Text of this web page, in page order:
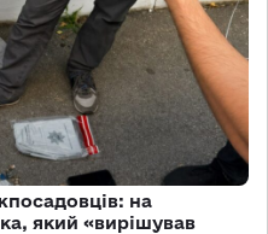
на
який «вирішував